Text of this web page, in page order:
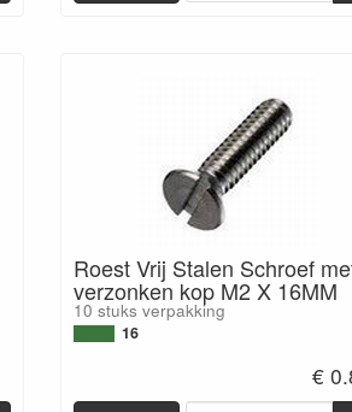
Roest Vrij Stalen Schroef
verzonken kop M2 X 16MM
10 stuks verpakking
16
€